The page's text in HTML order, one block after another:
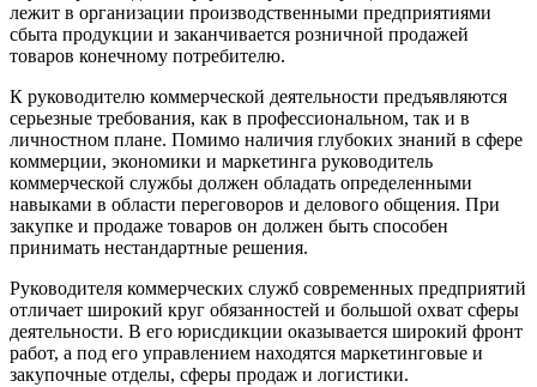
лежит в организации производственными предприятиями
сбыта продукции и заканчивается розничной продажей
товаров конечному потребителю.
К руководителю коммерческой деятельности предъявляются
серьезные требования, как в профессиональном, так и в
личностном плане. Помимо наличия глубоких знаний в сфере
коммерции, экономики и маркетинга руководитель
коммерческой службы должен обладать определенными
навыками в области переговоров и делового общения. При
закупке и продаже товаров он должен быть способен
принимать нестандартные решения.
Руководителя коммерческих служб современных предприятий
отличает широкий круг обязанностей и большой охват сферы
деятельности. В его юрисдикции оказывается широкий фронт
работ, а под его управлением находятся маркетинговые и
закупочные отделы, сферы продаж и логистики.